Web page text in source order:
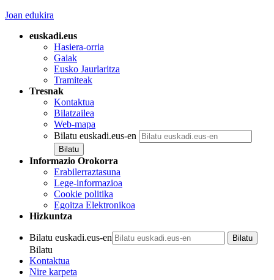
Joan edukira
euskadi.eus
Hasiera-orria
Gaiak
Eusko Jaurlaritza
Tramiteak
Tresnak
Kontaktua
Bilatzailea
Web-mapa
Bilatu euskadi.eus-en
Informazio Orokorra
Erabilerraztasuna
Lege-informazioa
Cookie politika
Egoitza Elektronikoa
Hizkuntza
Bilatu euskadi.eus-en
Bilatu
Kontaktua
Nire karpeta